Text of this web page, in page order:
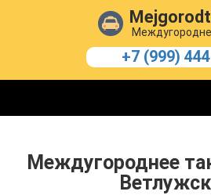
+7 (999)
Междугороднее